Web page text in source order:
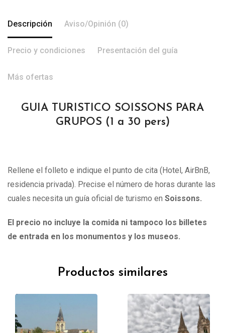
Descripción Aviso/Opinión (0)
Precio y condiciones Presentación del guía
Más ofertas
GUIA TURISTICO SOISSONS PARA
GRUPOS (1 a 30 pers)
Rellene el folleto e indique el punto de cita (Hotel, AirBnB,
residencia privada). Precise el número de horas durante las
cuales necesita un guía oficial de turismo en Soissons.
El precio no incluye la comida ni tampoco los billetes
de entrada en los monumentos y los museos.
Productos similares